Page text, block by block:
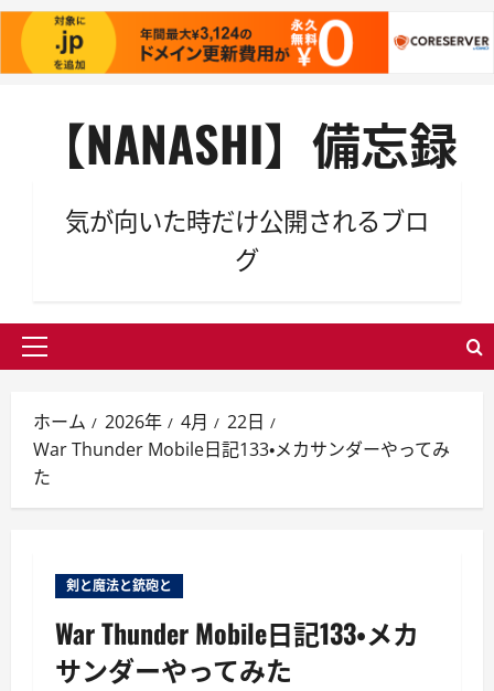
【NANASHI】備忘録
気が向いた時だけ公開されるブロ
グ
メ
ン
メ
ニ
ュ
ホーム 2026年 4月
22日
War Thunder Mobile日記133・メカサンダーやってみ
た
剣と魔法と銃砲と
War Thunder Mobile日記133・メカ
サンダーやってみた